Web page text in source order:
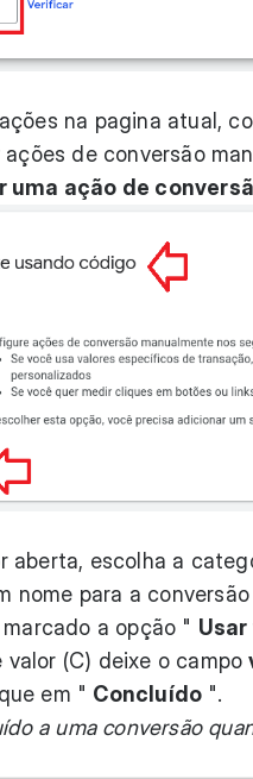
na pagina atual,
de conversão
uma ação de
aberta, escolha a
nome para a
a opção "
(C) deixe o campo
em " Concluído ".
a uma conversão